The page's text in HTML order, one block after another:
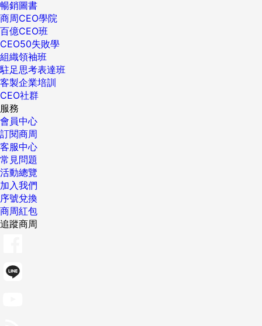
暢銷圖書
商周CEO學院
百億CEO班
CEO50失敗學
組織領袖班
駐足思考表達班
客製企業培訓
CEO社群
服務
會員中心
訂閱商周
客服中心
常見問題
活動總覽
加入我們
序號兌換
商周紅包
追蹤商周